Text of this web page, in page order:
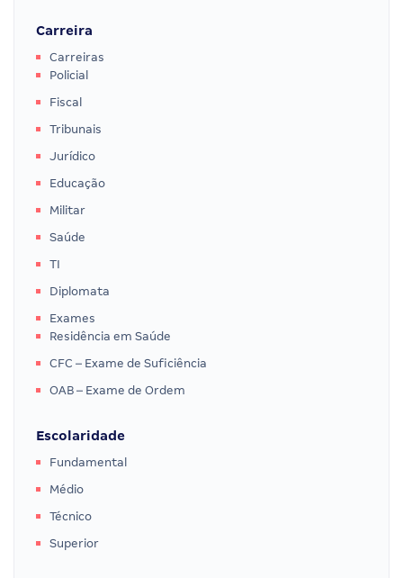
Carreira
Carreiras
Policial
Fiscal
Tribunais
Jurídico
Educação
Militar
Saúde
TI
Diplomata
Exames
Residência em Saúde
CFC – Exame de Suficiência
OAB – Exame de Ordem
Escolaridade
Fundamental
Médio
Técnico
Superior